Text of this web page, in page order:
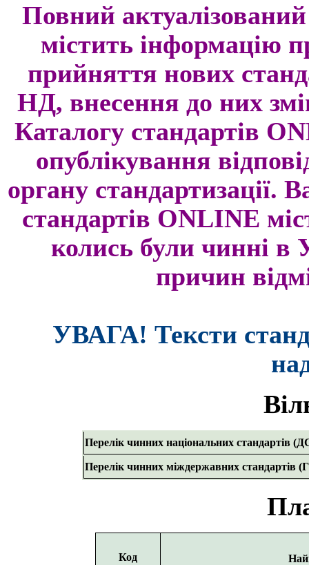
Повний
містить інформацію
прийняття нових
НД, внесення до них
Каталогу стандартів
опублікування
органу стандартизації.
стандартів ONLINE
колись були чинні в
причин
УВАГА! Тексти
Перелік чинних національних
Перелік чинних міждержавних стандартів
Код